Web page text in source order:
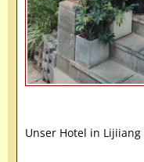
Unser Hotel in Lijiiang